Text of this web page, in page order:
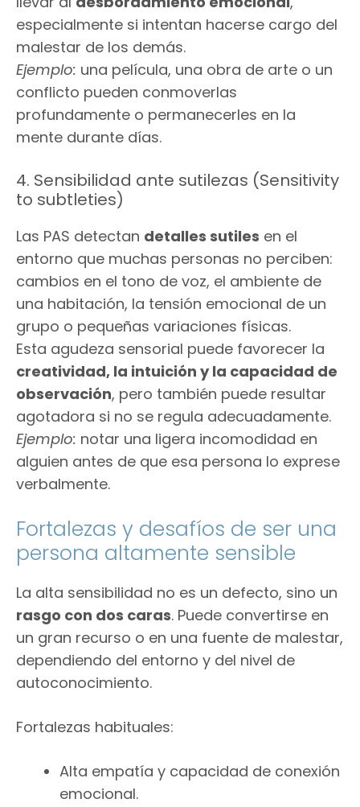
especialmente si intentan hacerse cargo del
malestar de los demás.
Ejemplo: una película, una obra de arte o un
conflicto pueden conmoverlas
profundamente o permanecerles en la
mente durante días.
4. Sensibilidad ante sutilezas (Sensitivity
to subtleties)
Las PAS detectan detalles sutiles en el
entorno que muchas personas no perciben:
cambios en el tono de voz, el ambiente de
una habitación, la tensión emocional de un
grupo o pequeñas variaciones físicas.
Esta agudeza sensorial puede favorecer la
creatividad, la intuición y la capacidad de
observación, pero también puede resultar
agotadora si no se regula adecuadamente.
Ejemplo: notar una ligera incomodidad en
alguien antes de que esa persona lo exprese
verbalmente.
Fortalezas y desafíos de ser una
persona altamente sensible
La alta sensibilidad no es un defecto, sino un
rasgo con dos caras. Puede convertirse en
un gran recurso o en una fuente de malestar,
dependiendo del entorno y del nivel de
autoconocimiento.
Fortalezas habituales:
Alta empatía y capacidad de conexión
emocional.